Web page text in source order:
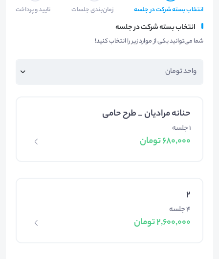
انتخاب بسته شرکت در جلسه زمان‌بندی جلسات تایید و پرداخت
انتخاب بسته شرکت در جلسه
شما می‌توانید یکی از موارد زیر را انتخاب کنید!
حنانه مرادیان _ طرح حامی
1 جلسه
680,000 تومان
2
4 جلسه
2,600,000 تومان